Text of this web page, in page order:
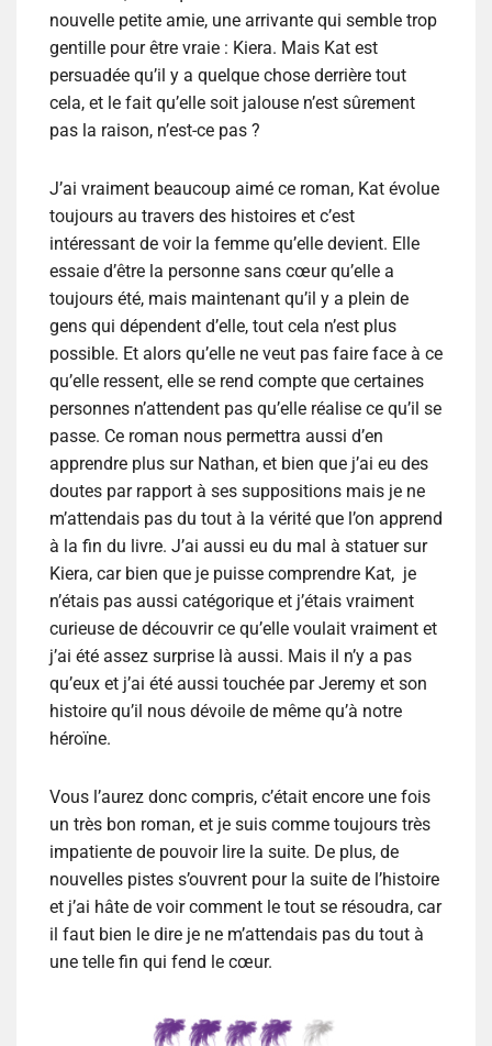
nouvelle petite amie, une arrivante qui semble trop
gentille pour être vraie : Kiera. Mais Kat est
persuadée qu’il y a quelque chose derrière tout
cela, et le fait qu’elle soit jalouse n’est sûrement
pas la raison, n’est-ce pas ?
J’ai vraiment beaucoup aimé ce roman, Kat évolue
toujours au travers des histoires et c’est
intéressant de voir la femme qu’elle devient. Elle
essaie d’être la personne sans cœur qu’elle a
toujours été, mais maintenant qu’il y a plein de
gens qui dépendent d’elle, tout cela n’est plus
possible. Et alors qu’elle ne veut pas faire face à ce
qu’elle ressent, elle se rend compte que certaines
personnes n’attendent pas qu’elle réalise ce qu’il se
passe. Ce roman nous permettra aussi d’en
apprendre plus sur Nathan, et bien que j’ai eu des
doutes par rapport à ses suppositions mais je ne
m’attendais pas du tout à la vérité que l’on apprend
à la fin du livre. J’ai aussi eu du mal à statuer sur
Kiera, car bien que je puisse comprendre Kat, je
n’étais pas aussi catégorique et j’étais vraiment
curieuse de découvrir ce qu’elle voulait vraiment et
j’ai été assez surprise là aussi. Mais il n’y a pas
qu’eux et j’ai été aussi touchée par Jeremy et son
histoire qu’il nous dévoile de même qu’à notre
héroïne.
Vous l’aurez donc compris, c’était encore une fois
un très bon roman, et je suis comme toujours très
impatiente de pouvoir lire la suite. De plus, de
nouvelles pistes s’ouvrent pour la suite de l’histoire
et j’ai hâte de voir comment le tout se résoudra, car
il faut bien le dire je ne m’attendais pas du tout à
une telle fin qui fend le cœur.